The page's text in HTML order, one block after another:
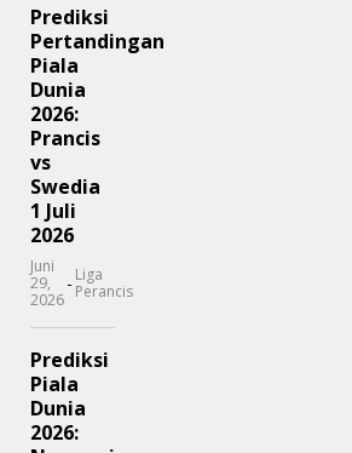
Prediksi
Pertandingan
Piala
Dunia
2026:
Prancis
vs
Swedia
1 Juli
2026
Juni
29,
2026
- Liga
Perancis
Prediksi
Piala
Dunia
2026: